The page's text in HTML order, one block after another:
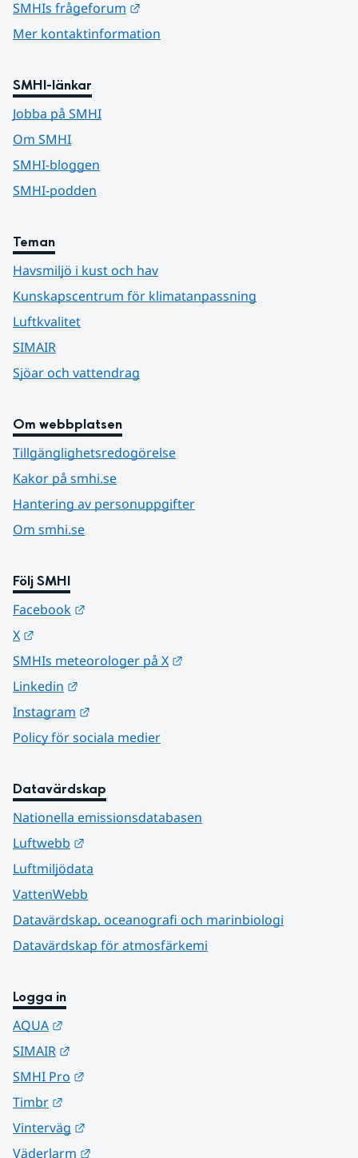
SMHIs frågeforum
Mer kontaktinformation
SMHI-länkar
Jobba på SMHI
Om SMHI
SMHI-bloggen
SMHI-podden
Teman
Havsmiljö i kust och hav
Kunskapscentrum för klimatanpassning
Luftkvalitet
SIMAIR
Sjöar och vattendrag
Om webbplatsen
Tillgänglighetsredogörelse
Kakor på smhi.se
Hantering av personuppgifter
Om smhi.se
Följ SMHI
Facebook
X
SMHIs meteorologer på X
Linkedin
Instagram
Policy för sociala medier
Datavärdskap
Nationella emissionsdatabasen
Luftwebb
Luftmiljödata
VattenWebb
Datavärdskap, oceanografi och marinbiologi
Datavärdskap för atmosfärkemi
Logga in
AQUA
SIMAIR
SMHI Pro
Timbr
Vinterväg
Väderlarm